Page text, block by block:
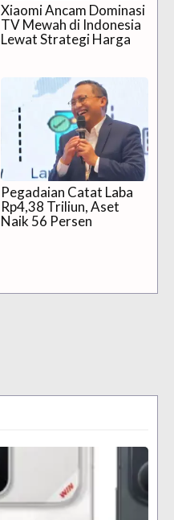
Xiaomi Ancam Dominasi
TV Mewah di Indonesia
Lewat Strategi Harga
Pegadaian Catat Laba
Rp4,38 Triliun, Aset
Naik 56 Persen